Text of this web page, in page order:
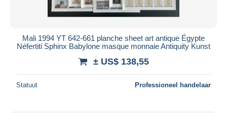
Mali 1994 YT 642-661 planche sheet art antique Égypte
Néfertiti Sphinx Babylone masque monnaie Antiquity Kunst
± US$ 138,55
Statuut Professioneel handelaar